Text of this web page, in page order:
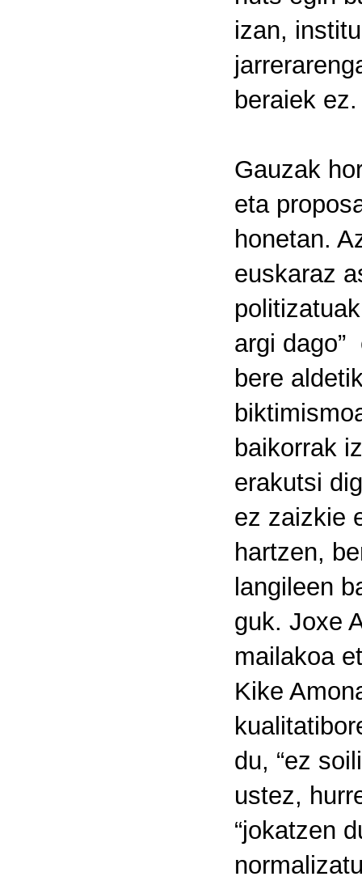
izan,
beraiek
Gauzak
eta
honetan.
euskaraz
argi dago”
bere
baikorrak
erakutsi
ez zaizkie
hartzen,
langileen
guk. Joxe
mailakoa
Kike
du, “ez
ustez,
“jokatzen